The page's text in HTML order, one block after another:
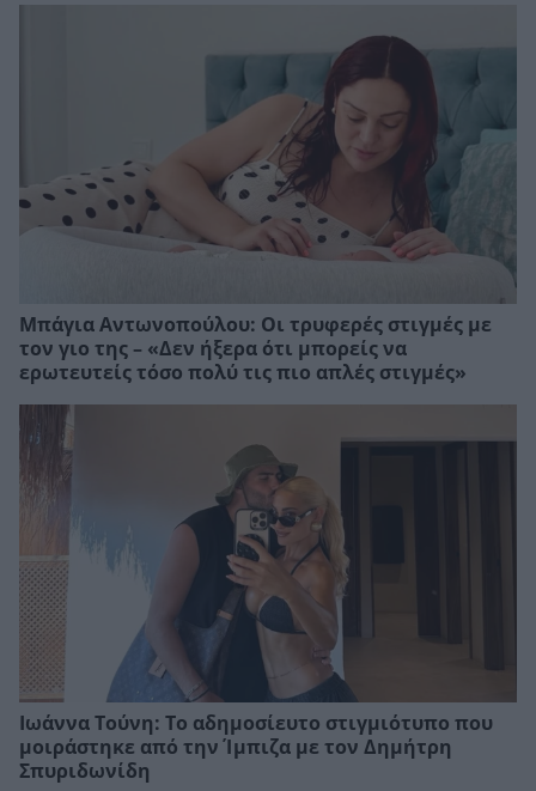
Μπάγια Αντωνοπούλου: Οι τρυφερές στιγμές με
τον γιο της – «Δεν ήξερα ότι μπορείς να
ερωτευτείς τόσο πολύ τις πιο απλές στιγμές»
Ιωάννα Τούνη: Το αδημοσίευτο στιγμιότυπο που
μοιράστηκε από την Ίμπιζα με τον Δημήτρη
Σπυριδωνίδη